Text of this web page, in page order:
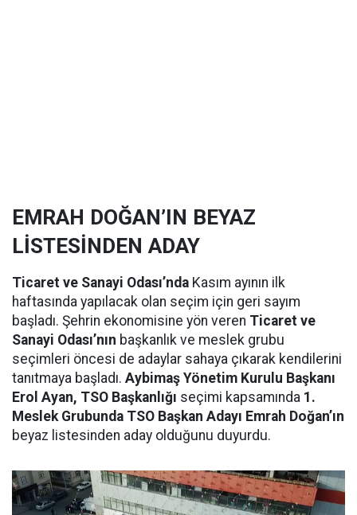
EMRAH DOĞAN’IN BEYAZ
LİSTESİNDEN ADAY
Ticaret ve Sanayi Odası’nda Kasım ayının ilk
haftasında yapılacak olan seçim için geri sayım
başladı. Şehrin ekonomisine yön veren Ticaret ve
Sanayi Odası’nın başkanlık ve meslek grubu
seçimleri öncesi de adaylar sahaya çıkarak kendilerini
tanıtmaya başladı. Aybimaş Yönetim Kurulu Başkanı
Erol Ayan, TSO Başkanlığı seçimi kapsamında 1.
Meslek Grubunda TSO Başkan Adayı Emrah Doğan’ın
beyaz listesinden aday olduğunu duyurdu.